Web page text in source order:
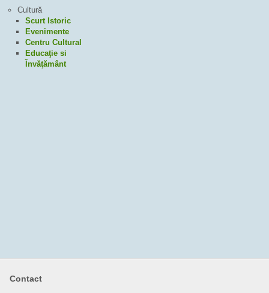
Cultură
Scurt Istoric
Evenimente
Centru Cultural
Educaţie si
Învăţământ
Contact